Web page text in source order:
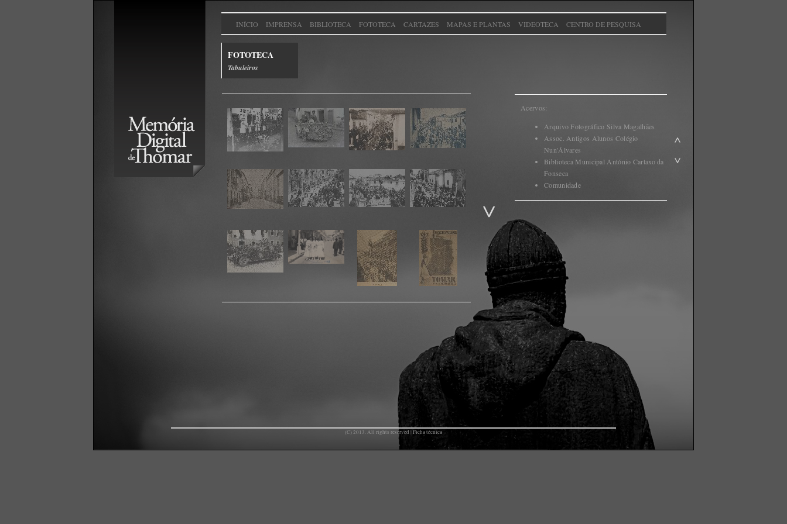
INÍCIO IMPRENSA BIBLIOTECA FOTOTECA CARTAZES MAPAS E PLANTAS VIDEOTECA CENTRO DE PESQUISA
FOTOTECA
Tabuleiros
Acervos:
Arquivo Fotográfico Silva Magalhães
Assoc. Antigos Alunos Colégio
Nun'Álvares
Biblioteca Municipal António Cartaxo da
Fonseca
Comunidade
Colabore na construção desta memória digital,
informação associada, para:
mdthomar@gmail.com
(C) 2013. All rights reserved |Ficha técnica